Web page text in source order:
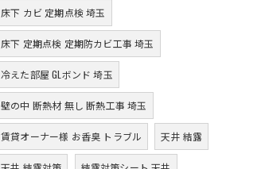
床下 カビ 定期点検 埼玉
床下 定期点検 定期防カビ工事 埼玉
冷えた部屋 GLボンド 埼玉
壁の中 断熱材 無し 断熱工事 埼玉
賃貸オーナー様 お香臭 トラブル 天井 結露